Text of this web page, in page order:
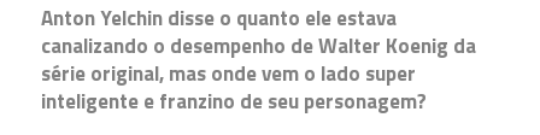
Anton Yelchin disse o quanto ele estava
canalizando o desempenho de Walter Koenig da
série original, mas onde vem o lado super
inteligente e franzino de seu personagem?